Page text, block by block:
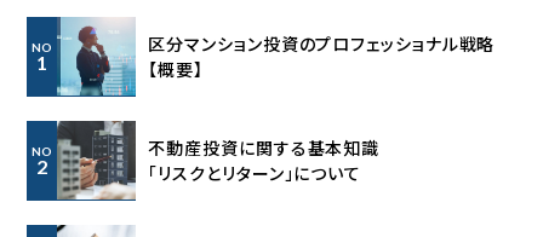
NO
1
区分マンション投資のプロフェッショナル戦略
【概要】
NO
2
不動産投資に関する基本知識
「リスクとリターン」について